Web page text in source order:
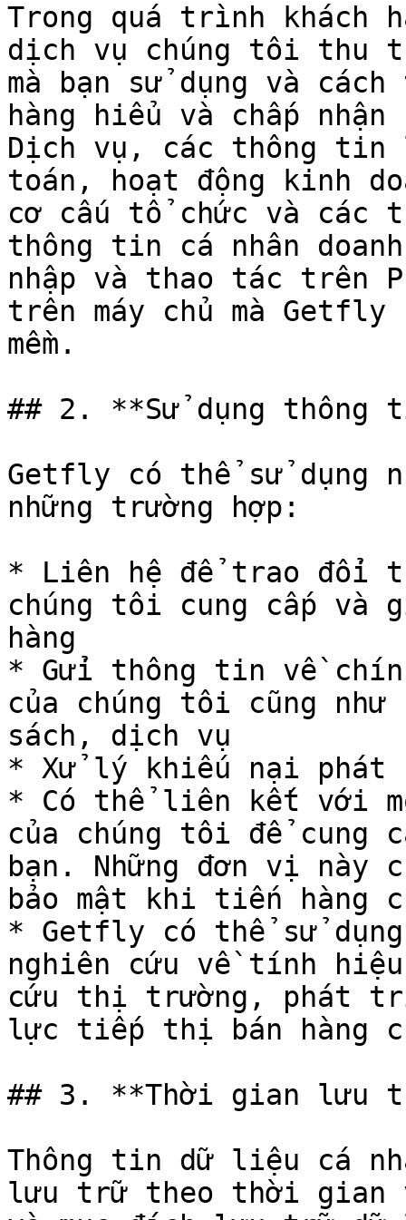
Trong quá trình khách
dịch vụ chúng tôi thu
mà bạn sử dụng và
hàng hiểu và chấp
Dịch vụ, các thông
toán, hoạt động kinh
cơ cấu tổ chức và các
thông tin cá nhân
nhập và thao tác trên
trên máy chủ mà Getfly
mềm.
## 2. **Sử dụng thông
Getfly có thể sử dụng
những trường hợp:
* Liên hệ để trao đổi
chúng tôi cung cấp và
hàng
* Gửi thông tin về
của chúng tôi cũng
sách, dịch vụ
* Xử lý khiếu nại phát
* Có thể liên kết với
của chúng tôi để cung
bạn. Những đơn vị này
bảo mật khi tiến hàng
* Getfly có thể sử
nghiên cứu về tính
cứu thị trường, phát
lực tiếp thị bán hàng
## 3. **Thời gian lưu
Thông tin dữ liệu cá
lưu trữ theo thời gian